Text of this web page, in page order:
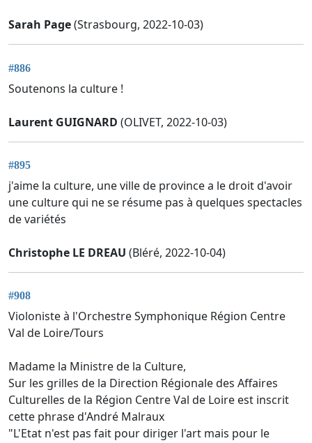
Sarah Page(Strasbourg, 2022-10-03)
#886
Soutenons la culture !
Laurent GUIGNARD (OLIVET, 2022-10-03)
#895
j'aime la culture, une ville de province a le droit d'avoir
une culture qui ne se résume pas à quelques spectacles
de variétés
Christophe LE DREAU (Bléré, 2022-10-04)
#908
Violoniste à l'Orchestre Symphonique Région Centre
Val de Loire/Tours
Madame la Ministre de la Culture,
Sur les grilles de la Direction Régionale des Affaires
Culturelles de la Région Centre Val de Loire est inscrit
cette phrase d'André Malraux
"L'Etat n'est pas fait pour diriger l'art mais pour le